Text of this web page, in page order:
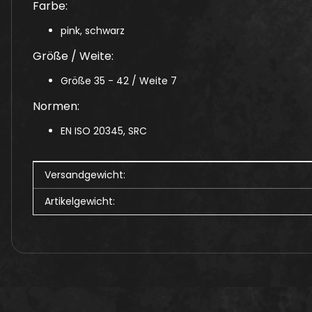
Farbe:
pink, schwarz
Größe / Weite:
Größe 35 - 42 / Weite 7
Normen:
EN ISO 20345, SRC
Produkteigenschaft
Wert
Versandgewicht:
Artikelgewicht: